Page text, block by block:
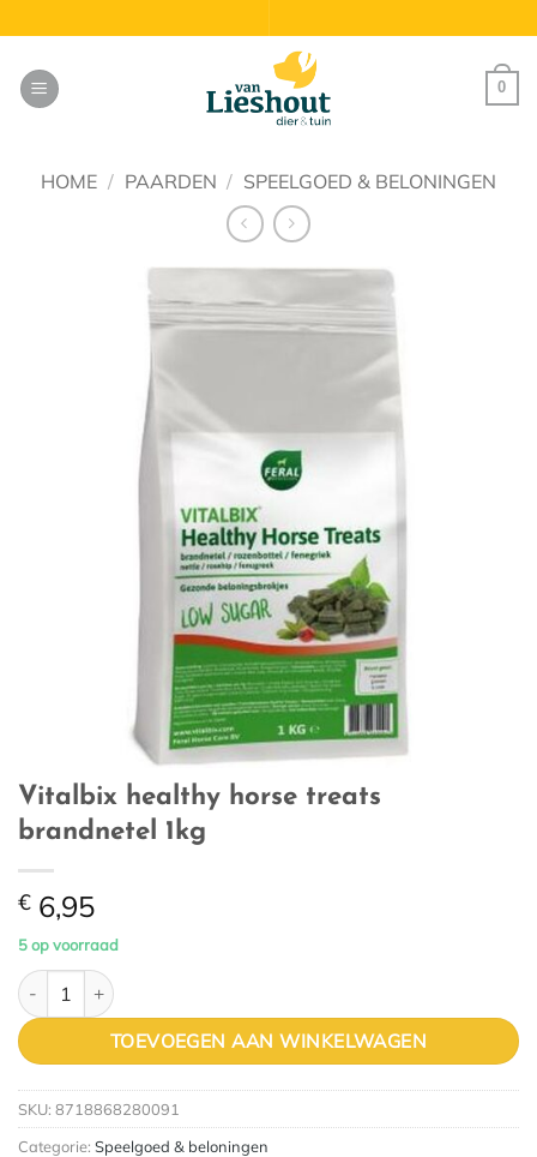
naar
inhoud
0
HOME / PAARDEN / SPEELGOED & BELONINGEN
Vitalbix healthy horse treats
brandnetel 1kg
€ 6,95
5 op voorraad
Vitalbix healthy horse treats brandnetel 1kg aantal
TOEVOEGEN AAN WINKELWAGEN
SKU: 8718868280091
Categorie: Speelgoed & beloningen